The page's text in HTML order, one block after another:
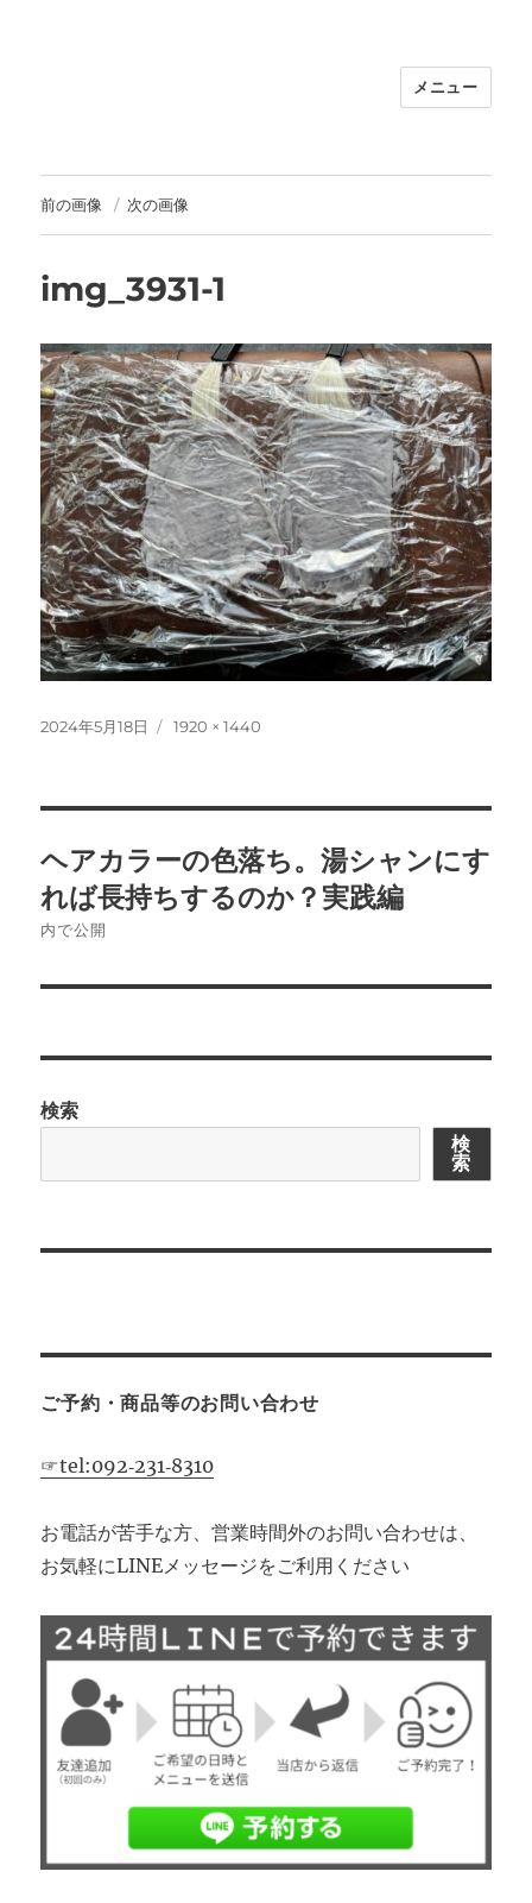
福岡｜天神/今泉/薬院の美容室｜moi
30代からの大人の本気ケアサロン｜オ
フィシャルサイト｜福岡天神エリアで
早朝7時から深夜24時まで営業｜天然
100％ハナヘナ｜湯シャン｜
メニュー
前の画像 次の画像
img_3931-1
投
2024年5月18日
フ
1920 × 1440
稿
ナ
ビ
シ
ョ
ヘアカラーの色落ち。湯シャンにす
れば長持ちするのか？実践編
内で公開
検索
検
索
ご予約・商品等のお問い合わせ
☞tel:092‐231‐8310
お電話が苦手な方、営業時間外のお問い合わせは、
お気軽にLINEメッセージをご利用ください